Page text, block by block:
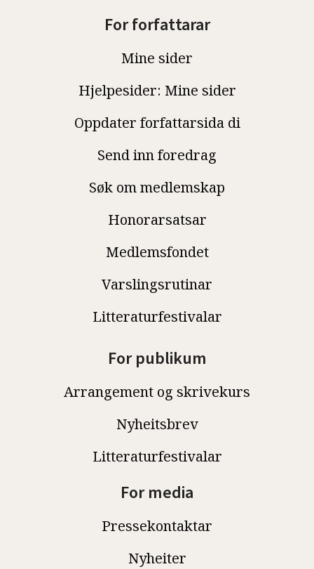
For forfattarar
Mine sider
Hjelpesider: Mine sider
Oppdater forfattarsida di
Send inn foredrag
Søk om medlemskap
Honorarsatsar
Medlemsfondet
Varslingsrutinar
Litteraturfestivalar
For publikum
Arrangement og skrivekurs
Nyheitsbrev
Litteraturfestivalar
For media
Pressekontaktar
Nyheiter